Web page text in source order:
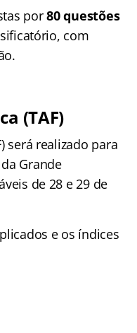
por80 questões
com
(TAF)
será realizado para
Grande
de 28 e 29 de
e os índices